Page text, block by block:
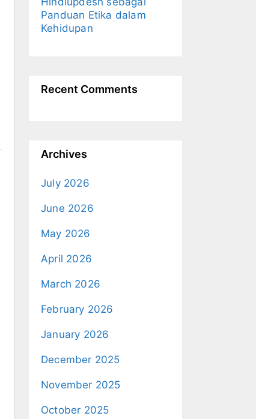
Panduan Etika dalam
Kehidupan
Recent Comments
Archives
July 2026
June 2026
May 2026
April 2026
March 2026
February 2026
January 2026
December 2025
November 2025
October 2025